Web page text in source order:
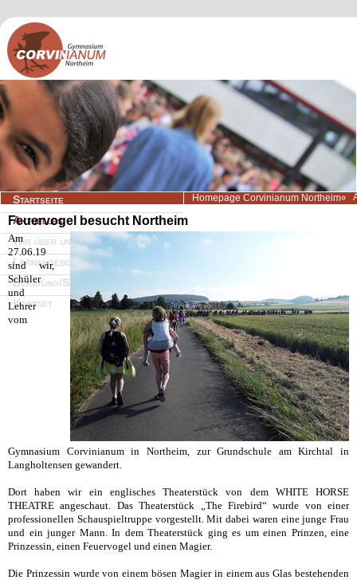
Navigation
überspringen
Startseite
Aktuelles
Wir über uns
Lernangebote
Beratung/Service
Kontakt
Homepage Corvinianum Northeim
Feuervogel besucht Northeim
Am
27.06.19
sind wir,
Schüler
und
Lehrer
vom
Gymnasium Corvinianum in Northeim, zur Grundschule am Kirchtal in
Langholtensen gewandert.
Dort haben wir ein englisches Theaterstück von dem WHITE HORSE
THEATRE angeschaut. Das Theaterstück „The Firebird“ wurde von einer
professionellen Schauspieltruppe vorgestellt. Mit dabei waren eine junge Frau
und ein junger Mann. In dem Theaterstück ging es um einen Prinzen, eine
Prinzessin, einen Feuervogel und einen Magier.
Die Prinzessin wurde von einem bösen Magier in einem aus Glas bestehenden